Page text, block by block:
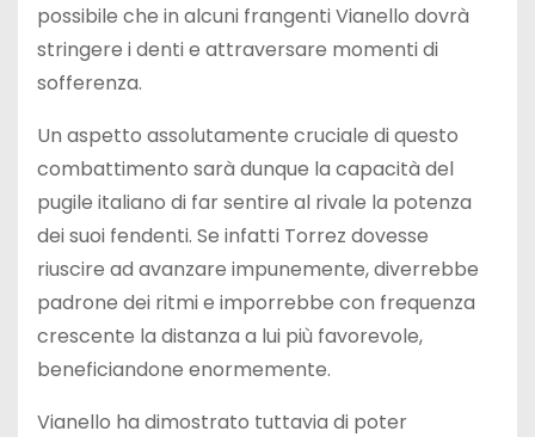
possibile che in alcuni frangenti Vianello dovrà
stringere i denti e attraversare momenti di
sofferenza.
Un aspetto assolutamente cruciale di questo
combattimento sarà dunque la capacità del
pugile italiano di far sentire al rivale la potenza
dei suoi fendenti. Se infatti Torrez dovesse
riuscire ad avanzare impunemente, diverrebbe
padrone dei ritmi e imporrebbe con frequenza
crescente la distanza a lui più favorevole,
beneficiandone enormemente.
Vianello ha dimostrato tuttavia di poter